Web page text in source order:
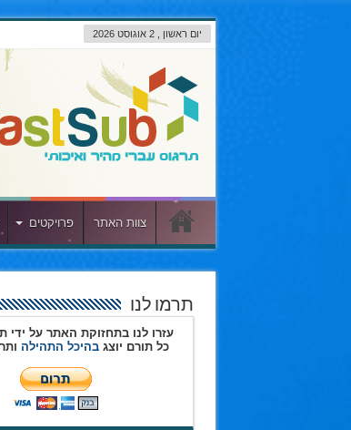
יום ראשון , 2 אוגוסט 2026
צוות האתר פרויקטים
תרמו לנו
עזרו לנו בתחזוקת האתר על ידי
כל תורם יוצגבהיכל התהילה